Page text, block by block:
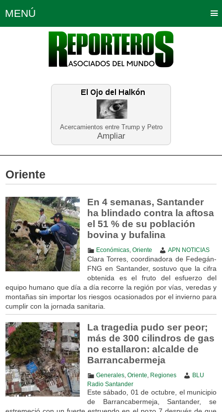
Acercamientos entre Trump y Petro
Ampliar
MENÚ
Política Opinión Bogotá
Planeta Tierra Deportes
Educación Neira
Oriente
En 4 semanas, Santander
ha blindado contra la aftosa
el 51 % de su población
bovina y bufalina
Económicas, Oriente APN NOTICIAS
Clara Torres, coordinadora de Fedegán-
FNG en Santander, sostuvo que la cifra
obtenida es el fruto del esfuerzo del
equipo humano que día a día recorre la región por vías, veredas y
montañas sin importar los riesgos ocasionados por el invierno para
cumplir con la jornada sanitaria.
La tragedia pudo ser peor;
más de 300 cilindros de gas
no estallaron: alcalde de
Barrancabermeja
Generales, Oriente Regiones
BLU
Radio Santander
Este sábado, 01 de octubre, el municipio
de Barrancabermeja, Santander, se